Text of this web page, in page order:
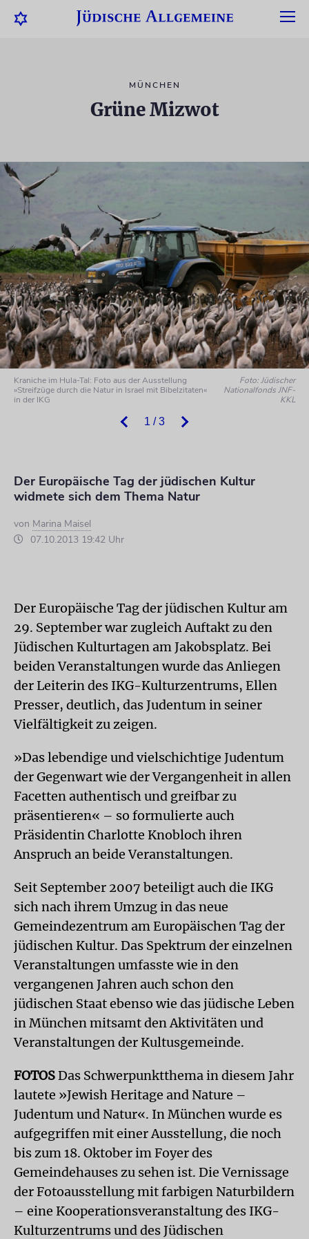
MÜNCHEN
Grüne Mizwot
1 / 3
Kraniche im Hula-Tal: Foto aus der Ausstellung
»Streifzüge durch die Natur in Israel mit Bibelzitaten«
in der IKG
Foto: Jüdischer
Nationalfonds JNF-
KKL
Der Europäische Tag der jüdischen Kultur
widmete sich dem Thema Natur
von Marina Maisel
07.10.2013 19:42 Uhr
Der Europäische Tag der jüdischen Kultur am
29. September war zugleich Auftakt zu den
Jüdischen Kulturtagen am Jakobsplatz. Bei
beiden Veranstaltungen wurde das Anliegen
der Leiterin des IKG-Kulturzentrums, Ellen
Presser, deutlich, das Judentum in seiner
Vielfältigkeit zu zeigen.
»Das lebendige und vielschichtige Judentum
der Gegenwart wie der Vergangenheit in allen
Facetten authentisch und greifbar zu
präsentieren« – so formulierte auch
Präsidentin Charlotte Knobloch ihren
Anspruch an beide Veranstaltungen.
Seit September 2007 beteiligt auch die IKG
sich nach ihrem Umzug in das neue
Gemeindezentrum am Europäischen Tag der
jüdischen Kultur. Das Spektrum der einzelnen
Veranstaltungen umfasste wie in den
vergangenen Jahren auch schon den
jüdischen Staat ebenso wie das jüdische Leben
in München mitsamt den Aktivitäten und
Veranstaltungen der Kultusgemeinde.
FOTOSDas Schwerpunktthema in diesem Jahr
lautete »Jewish Heritage and Nature –
Judentum und Natur«. In München wurde es
aufgegriffen mit einer Ausstellung, die noch
bis zum 18. Oktober im Foyer des
Gemeindehauses zu sehen ist. Die Vernissage
der Fotoausstellung mit farbigen Naturbildern
– eine Kooperationsveranstaltung des IKG-
Kulturzentrums und des Jüdischen